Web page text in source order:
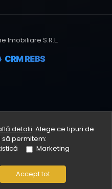
Imobiliare S.R.L.
detalii. Alege ce tipuri de
permitem:
Marketing
Accept tot